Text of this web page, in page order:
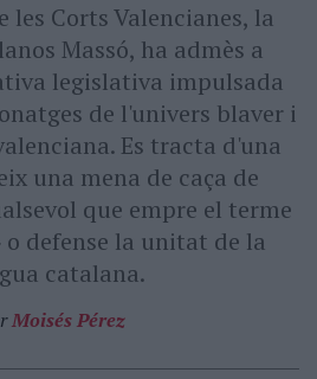
les Corts Valencianes, la
Massó, ha admès a
legislativa impulsada
de l'univers blaver i
Es tracta d'una
una mena de caça de
que empre el terme
o defense la unitat de la
catalana.
Moisés Pérez